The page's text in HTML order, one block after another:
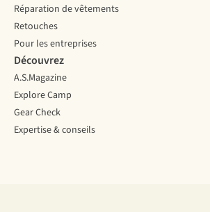
Réparation de vêtements
Retouches
Pour les entreprises
Découvrez
A.S.Magazine
Explore Camp
Gear Check
Expertise & conseils